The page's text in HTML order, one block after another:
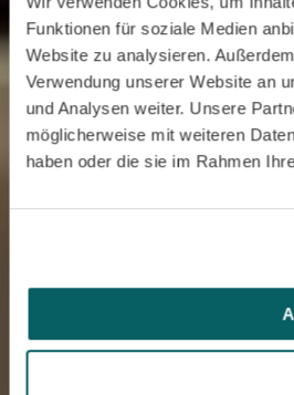
Funktionen für soziale Medien
Website zu analysieren.
Verwendung unserer Website an
und Analysen weiter. Unsere
möglicherweise mit weiteren
haben oder die sie im Rahmen